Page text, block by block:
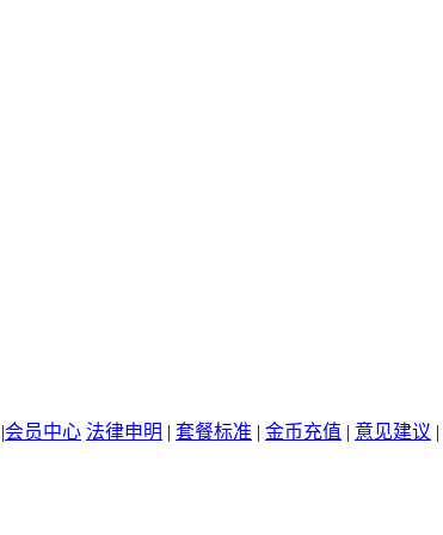
|会员中心 法律申明 | 套餐标准 | 金币充值 | 意见建议 |